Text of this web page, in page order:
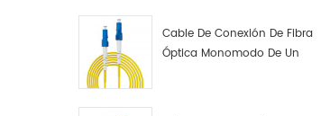
Cable De Conexión De Fibra
Óptica Monomodo De Un